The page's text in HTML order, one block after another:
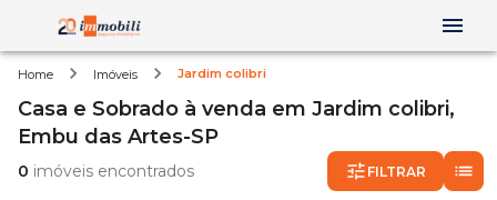
Home Imóveis Jardim colibri
Casa e Sobrado à venda em Jardim colibri,
Embu das Artes-SP
0 imóveis encontrados FILTRAR